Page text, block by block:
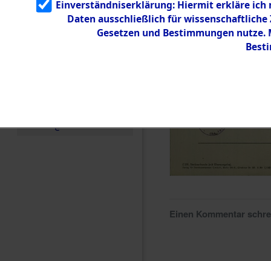
g
5.3.3
Todesmärsch
e
Einen Kommentar
Einverständniserklärung: Hiermit erkläre ich
Daten ausschließlich für
Gesetzen und Bestimmungen